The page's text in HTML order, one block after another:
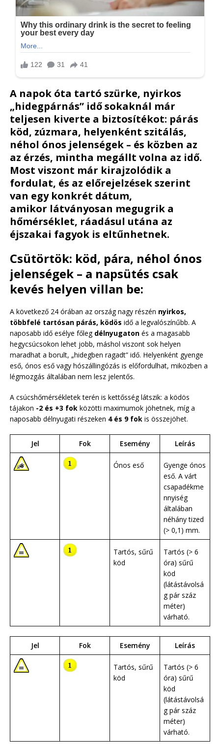
A napok óta tartó szürke, nyirkos
„hidegpárnás” idő sokaknál már
teljesen kiverte a biztosítékot: párás
köd, zúzmara, helyenként szitálás,
néhol ónos jelenségek – és közben az
az érzés, mintha megállt volna az idő.
Most viszont már kirajzolódik a
fordulat, és az előrejelzések szerint
van egy konkrét dátum,
amikor látványosan megugrik a
hőmérséklet, ráadásul utána az
éjszakai fagyok is eltűnhetnek.
Csütörtök: köd, pára, néhol ónos
jelenségek – a napsütés csak
kevés helyen villan be:
A következő 24 órában az ország nagy részén nyirkos,
többfelé tartósan párás, ködös idő a legvalószínűbb. A
naposabb idő esélye főleg délnyugaton és a magasabb
hegycsúcsokon lehet jobb, máshol viszont sok helyen
maradhat a borult, „hidegben ragadt” idő. Helyenként gyenge
eső, ónos eső vagy hószállingózás is előfordulhat, miközben a
légmozgás általában nem lesz jelentős.
A csúcshőmérsékletek terén is kettősség látszik: a ködös
tájakon -2 és +3 fok közötti maximumok jöhetnek, míg a
naposabb délnyugati részeken 4 és 9 fok is összejöhet.
Jel Fok Esemény Leírás
Ónos eső
Gyenge ónos
eső. A várt
csapadékme
nnyiség
általában
néhány tized
(> 0,1) mm.
Tartós, sűrű
köd
Tartós (> 6
óra) sűrű
köd
(látástávolsá
g pár száz
méter)
várható.
Jel Fok Esemény Leírás
Tartós, sűrű
köd
Tartós (> 6
óra) sűrű
köd
(látástávolsá
g pár száz
méter)
várható.